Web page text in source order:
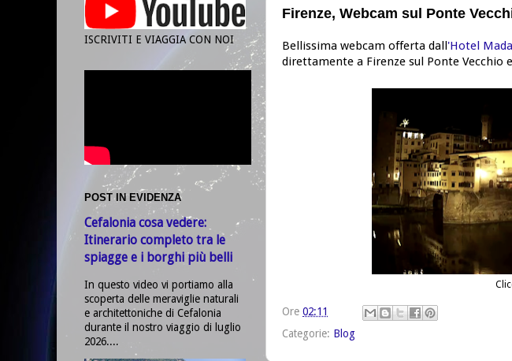
Firenze, Webcam sul Ponte
Bellissima webcam offerta dall'Hotel
direttamente a Firenze sul Ponte Vecchio
Ore 02:11
Categorie: Blog
ISCRIVITI E VIAGGIA CON NOI
POST IN EVIDENZA
Cefalonia cosa vedere:
Itinerario completo tra le
spiagge e i borghi più belli
In questo video vi portiamo alla
scoperta delle meraviglie naturali
e architettoniche di Cefalonia
durante il nostro viaggio di luglio
2026....